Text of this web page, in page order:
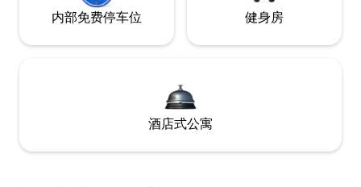
内部免费停车位 健身房
酒店式公寓